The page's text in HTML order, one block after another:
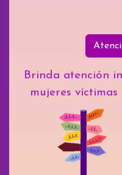
Brinda atención
mujeres